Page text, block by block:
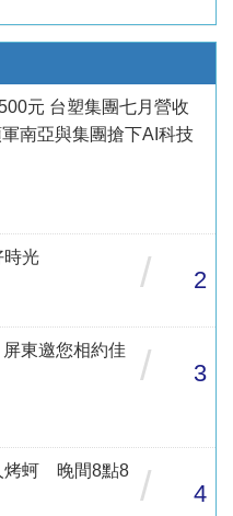
元 台塑集團七月營收
南亞與集團搶下AI科技
時光
/ 2
東邀您相約佳
/ 3
烤蚵 晚間8點8
/ 4